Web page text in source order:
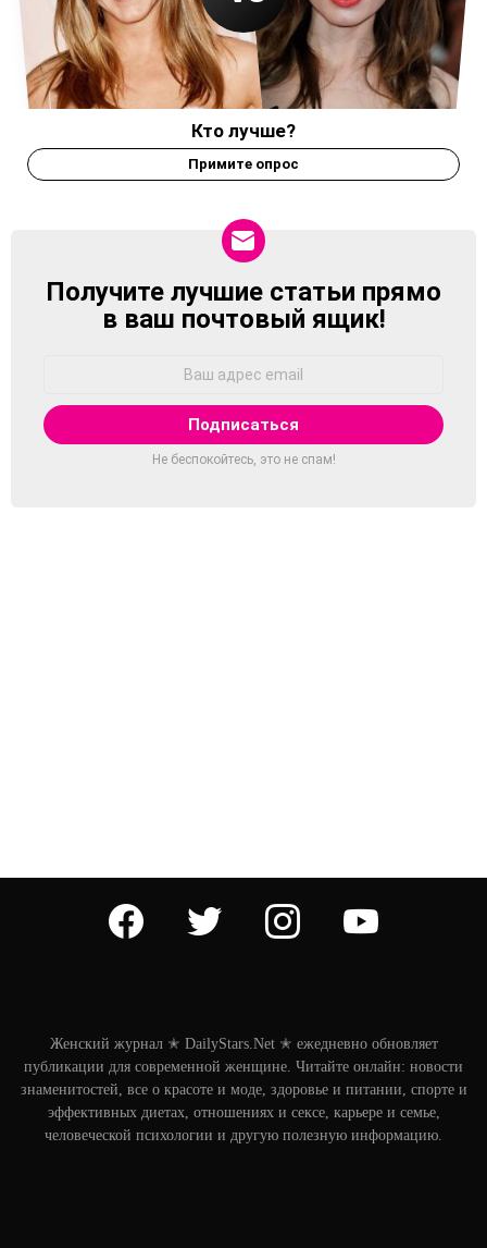
Кто лучше?
Примите опрос
NEWSLETTER
Получите лучшие статьи прямо
в ваш почтовый ящик!
Не беспокойтесь, это не спам!
facebook twitter instagram
Женский журнал ✭ DailyStars.Net ✭ ежедневно обновляет
публикации для современной женщине. Читайте онлайн: новости
знаменитостей, все о красоте и моде, здоровье и питании, спорте и
эффективных диетах, отношениях и сексе, карьере и семье,
человеческой психологии и другую полезную информацию.